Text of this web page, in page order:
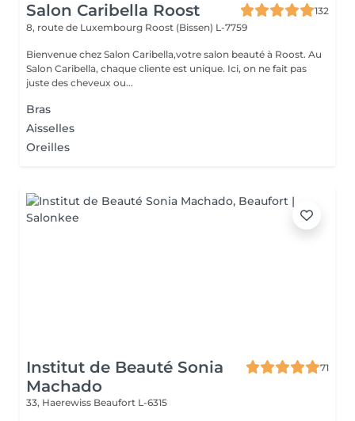
Salon Caribella Roost
132
8, route de Luxembourg Roost (Bissen) L-7759
Bienvenue chez Salon Caribella,votre salon beauté à Roost. Au
Salon Caribella, chaque cliente est unique. Ici, on ne fait pas
juste des cheveux ou...
Bras
Aisselles
Oreilles
Institut de Beauté Sonia
Machado
71
33, Haerewiss Beaufort L-6315